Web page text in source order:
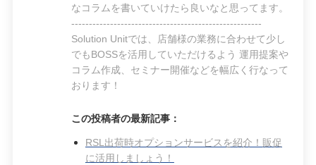
なコラムを書いていけたら良いなと思ってます。
------------------------------------------------------
Solution Unitでは、店舗様の業務に合わせて少し
でもBOSSを活用していただけるよう 運用提案や
コラム作成、セミナー開催などを幅広く行なって
おります！
この投稿者の最新記事：
RSL出荷時オプションサービスを紹介！販促
に活用しましょう！